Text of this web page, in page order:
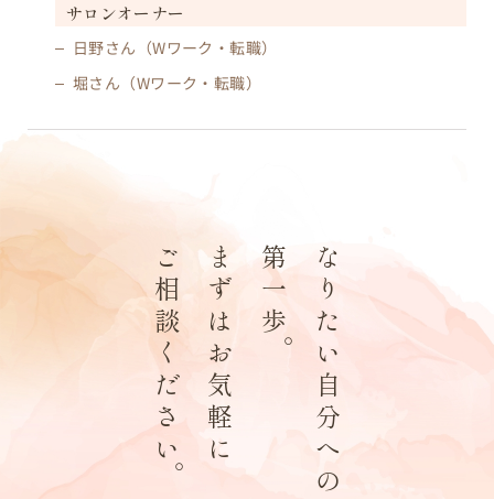
サロンオーナー
日野さん（Wワーク・転職）
堀さん（Wワーク・転職）
な
り
た
い
自
分
へ
の
第
一
歩。
ま
ず
は
お
気
軽
に
ご
相
談
く
だ
さ
い。